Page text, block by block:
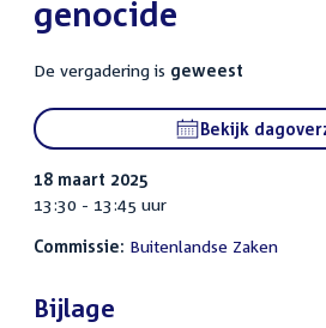
genocide
De vergadering is geweest
Bekijk
18 maart 2025
13:30 - 13:45 uur
Commissie: Buitenlandse Zaken
Bijlage